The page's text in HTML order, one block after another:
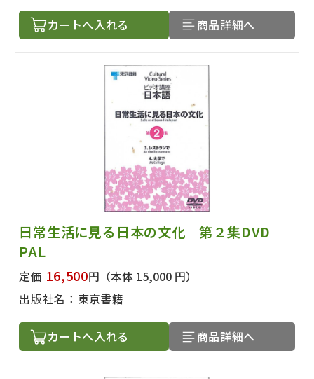
出版社名で絞り込む
著者名で絞り込む
絞り込む
カートへ入れる 商品詳細へ
日常生活に見る日本の文化 第２集DVD
PAL
定価 16,500円 （本体 15,000 円）
出版社名： 東京書籍
カートへ入れる 商品詳細へ